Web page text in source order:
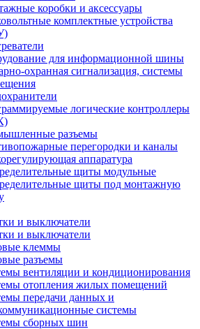
коробки и аксессуары
комплектные устройства
для информационной шины
охранная сигнализация, системы
логические контроллеры
разъемы
перегородки и каналы
аппаратура
щиты модульные
щиты под монтажную
и выключатели
и выключатели
клеммы
разъемы
вентиляции и кондиционирования
отопления жилых помещений
передачи данных и
системы
сборных шин